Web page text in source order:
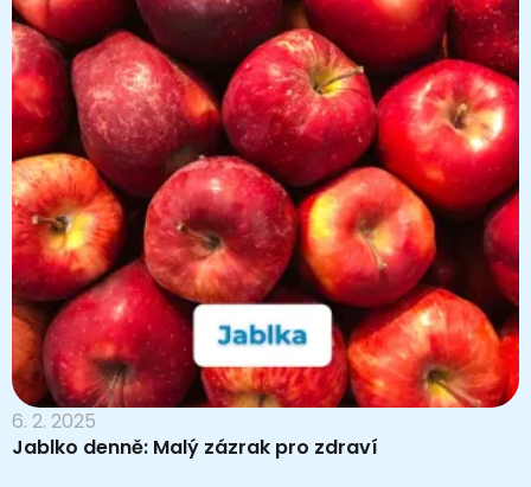
6. 2. 2025
Jablko denně: Malý zázrak pro zdraví